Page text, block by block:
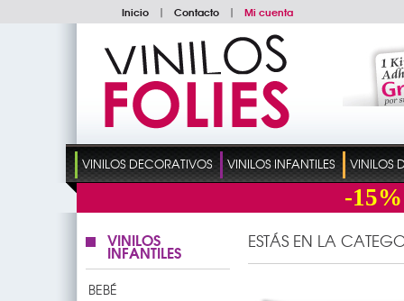
Inicio | Contacto | Mi cuenta
VINILOS DECORATIVOS VINILOS INFANTILES VINILOS
-15%
VINILOS
INFANTILES
BEBÉ
ESTÁS EN LA